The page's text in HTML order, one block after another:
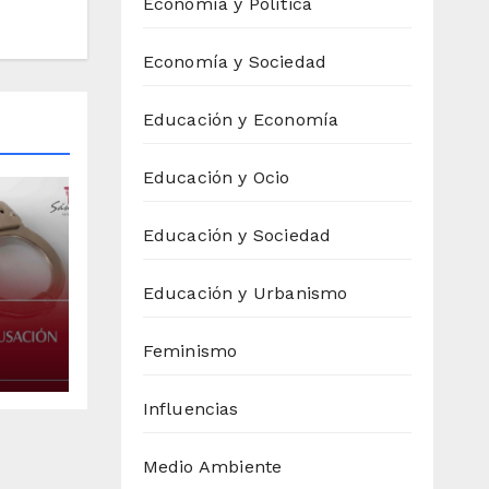
Economía y Política
Economía y Sociedad
Educación y Economía
Educación y Ocio
Educación y Sociedad
Educación y Urbanismo
Feminismo
Influencias
Medio Ambiente